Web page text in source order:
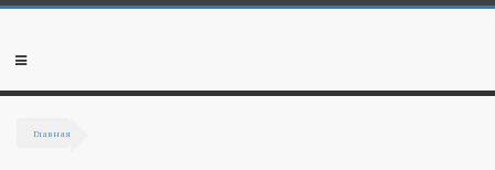
Перейти к основному содержанию
Мобильное
Главная